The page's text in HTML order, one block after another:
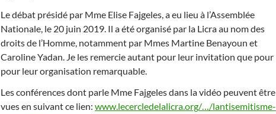
Le débat présidé par Mme Elise Fajgeles, a eu lieu à l’Assemblée
Nationale, le 20 juin 2019. Il a été organisé par la Licra au nom des
droits de l’Homme, notamment par Mmes Martine Benayoun et
Caroline Yadan. Je les remercie autant pour leur invitation que pour
pour leur organisation remarquable.
Les conférences dont parle Mme Fajgeles dans la vidéo peuvent être
vues en suivant ce lien: www.lecercledelalicra.org/…/lantisemitisme-